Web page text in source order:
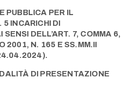
PUBBLICA PER IL
5 INCARICHI DI
DELL’ART. 7, COMMA 6,
2001, N. 165 E SS.MM.II
DI PRESENTAZIONE